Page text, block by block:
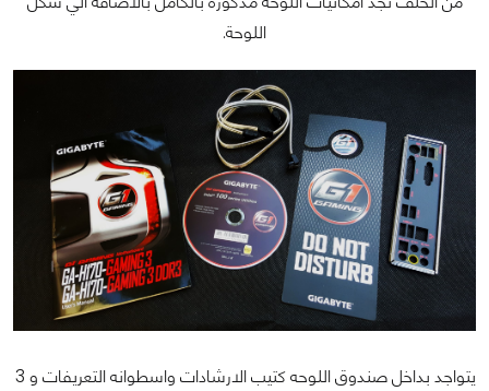
اللوحة.
يتواجد بداخل صندوق اللوحه كتيب الارشادات واسطوانه التعريفات و 3